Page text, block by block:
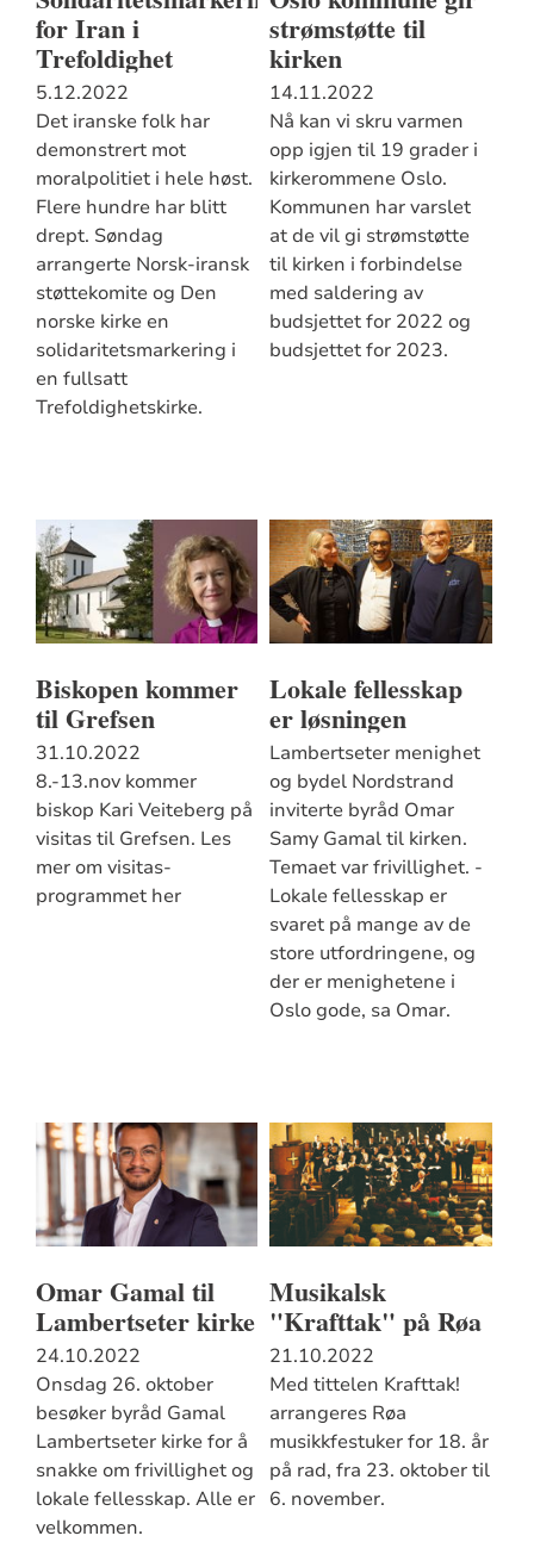
for Iran i
Trefoldighet
5.12.2022
Det iranske folk har
demonstrert mot
moralpolitiet i hele høst.
Flere hundre har blitt
drept. Søndag
arrangerte Norsk-iransk
støttekomite og Den
norske kirke en
solidaritetsmarkering i
en fullsatt
Trefoldighetskirke.
strømstøtte til
kirken
14.11.2022
Nå kan vi skru varmen
opp igjen til 19 grader i
kirkerommene Oslo.
Kommunen har varslet
at de vil gi strømstøtte
til kirken i forbindelse
med saldering av
budsjettet for 2022 og
budsjettet for 2023.
Biskopen kommer
til Grefsen
31.10.2022
8.-13.nov kommer
biskop Kari Veiteberg på
visitas til Grefsen. Les
mer om visitas-
programmet her
Lokale fellesskap
er løsningen
Lambertseter menighet
og bydel Nordstrand
inviterte byråd Omar
Samy Gamal til kirken.
Temaet var frivillighet. -
Lokale fellesskap er
svaret på mange av de
store utfordringene, og
der er menighetene i
Oslo gode, sa Omar.
Omar Gamal til
Lambertseter kirke
24.10.2022
Onsdag 26. oktober
besøker byråd Gamal
Lambertseter kirke for å
snakke om frivillighet og
lokale fellesskap. Alle er
velkommen.
Musikalsk
"Krafttak" på Røa
21.10.2022
Med tittelen Krafttak!
arrangeres Røa
musikkfestuker for 18. år
på rad, fra 23. oktober til
6. november.